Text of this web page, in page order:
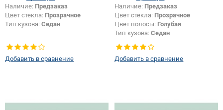
Наличие: Предзаказ
Цвет стекла: Прозрачное
Тип кузова: Седан
Добавить в сравнение
Наличие: Предзаказ
Цвет стекла: Прозрачное
Цвет полосы: Голубая
Тип кузова:Седан
Добавить в сравнение